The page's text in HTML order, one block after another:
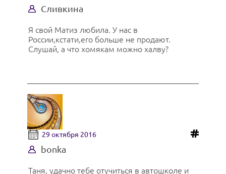
Сливкина
Я свой Матиз любила. У нас в
России,кстати,его больше не продают.
Слушай, а что хомякам можно халву?
29 октября 2016
bonka
Таня, удачно тебе отучиться в автошколе и